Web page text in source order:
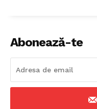
Abonează-te